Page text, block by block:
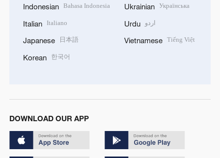
Indonesian Bahasa Indonesia
Italian Italiano
Japanese 日本語
Korean 한국어
Ukrainian Українська
Urdu اردو
Vietnamese Tiếng Việt
DOWNLOAD OUR APP